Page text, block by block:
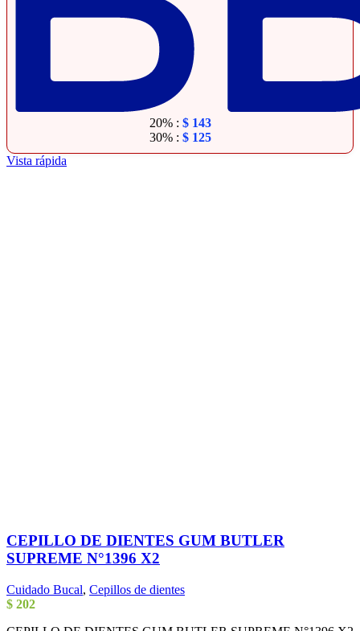
20% : $143
30% : $125
Vista rápida
CEPILLO DE DIENTES GUM BUTLER
SUPREME N°1396 X2
Cuidado Bucal, Cepillos de dientes
$ 202